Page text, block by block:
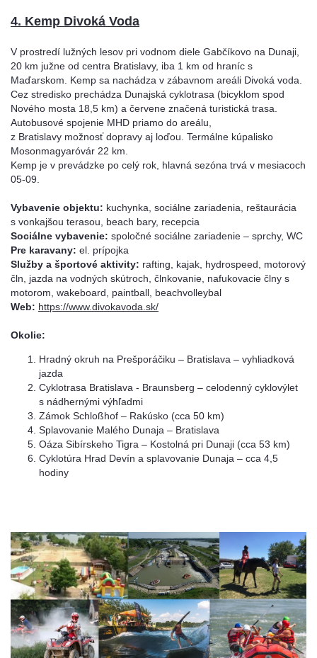
4. Kemp Divoká Voda
V prostredí lužných lesov pri vodnom diele Gabčíkovo na Dunaji,
20 km južne od centra Bratislavy, iba 1 km od hraníc s
Maďarskom. Kemp sa nachádza v zábavnom areáli Divoká voda.
Cez stredisko prechádza Dunajská cyklotrasa (bicyklom spod
Nového mosta 18,5 km) a červene značená turistická trasa.
Autobusové spojenie MHD priamo do areálu,
z Bratislavy možnosť dopravy aj loďou. Termálne kúpalisko
Mosonmagyaróvár 22 km.
Kemp je v prevádzke po celý rok, hlavná sezóna trvá v mesiacoch
05-09.
Vybavenie objektu: kuchynka, sociálne zariadenia, reštaurácia
s vonkajšou terasou, beach bary, recepcia
Sociálne vybavenie: spoločné sociálne zariadenie – sprchy, WC
Pre karavany: el. prípojka
Služby a športové aktivity: rafting, kajak, hydrospeed, motorový
čln, jazda na vodných skútroch, člnkovanie, nafukovacie člny s
motorom, wakeboard, paintball, beachvolleybal
Web: https://www.divokavoda.sk/
Okolie:
Hradný okruh na Prešporáčiku – Bratislava – vyhliadková
jazda
Cyklotrasa Bratislava - Braunsberg – celodenný cyklovýlet
s nádhernými výhľadmi
Zámok Schloßhof – Rakúsko (cca 50 km)
Splavovanie Malého Dunaja – Bratislava
Oáza Sibírskeho Tigra – Kostolná pri Dunaji (cca 53 km)
Cyklotúra Hrad Devín a splavovanie Dunaja – cca 4,5
hodiny